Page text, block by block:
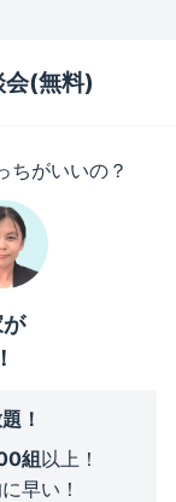
(無料)
ちがいいの？
！
組以上！
早い！